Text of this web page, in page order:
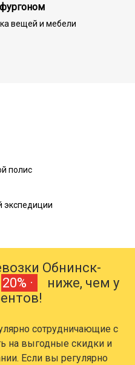
вещей и мебели
полис
экспедиции
Обнинск-
20% ·
ниже, чем у
сотрудничающие с
на выгодные скидки и
Если вы регулярно